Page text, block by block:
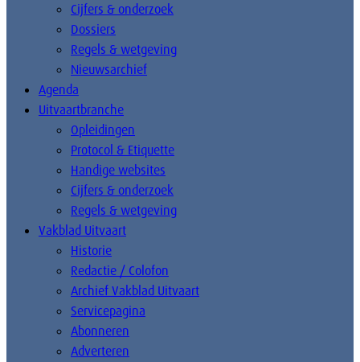
Cijfers & onderzoek
Dossiers
Regels & wetgeving
Nieuwsarchief
Agenda
Uitvaartbranche
Opleidingen
Protocol & Etiquette
Handige websites
Cijfers & onderzoek
Regels & wetgeving
Vakblad Uitvaart
Historie
Redactie / Colofon
Archief Vakblad Uitvaart
Servicepagina
Abonneren
Adverteren